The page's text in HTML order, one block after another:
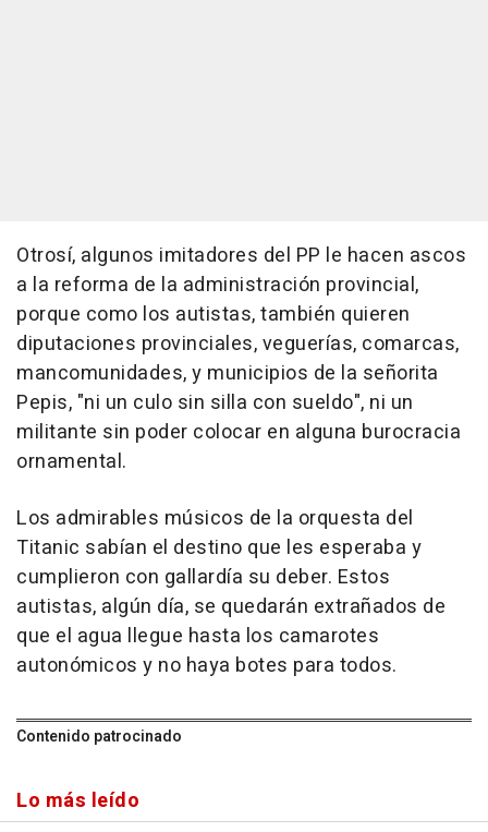
Otrosí, algunos imitadores del PP le hacen ascos
a la reforma de la administración provincial,
porque como los autistas, también quieren
diputaciones provinciales, veguerías, comarcas,
mancomunidades, y municipios de la señorita
Pepis, "ni un culo sin silla con sueldo", ni un
militante sin poder colocar en alguna burocracia
ornamental.
Los admirables músicos de la orquesta del
Titanic sabían el destino que les esperaba y
cumplieron con gallardía su deber. Estos
autistas, algún día, se quedarán extrañados de
que el agua llegue hasta los camarotes
autonómicos y no haya botes para todos.
Contenido patrocinado
Lo más leído